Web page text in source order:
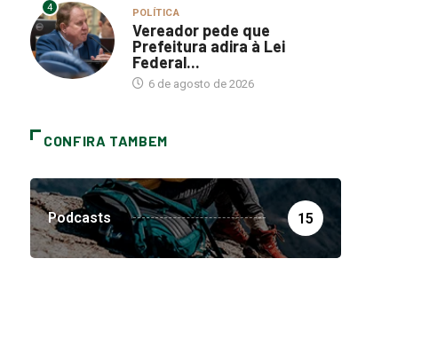
4 POLÍTICA
Vereador pede que
Prefeitura adira à Lei
Federal...
6 de agosto de 2026
CONFIRA TAMBEM
Podcasts 15